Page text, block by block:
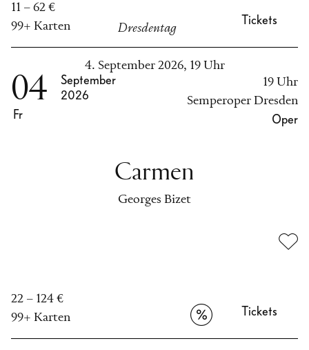
Tickets
11 – 62 €
99+ Karten
Dresdentag
Carmen
Georges Bizet
4. September 2026, 19 Uhr
04
Fr
September
2026
19 Uhr
Semperoper Dresden
Oper
Tickets
22 – 124 €
99+ Karten